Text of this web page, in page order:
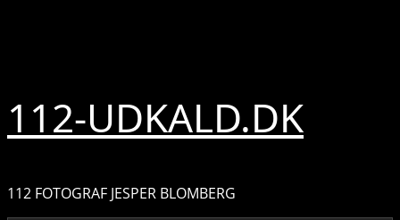
112-UDKALD.DK
112 FOTOGRAF JESPER BLOMBERG